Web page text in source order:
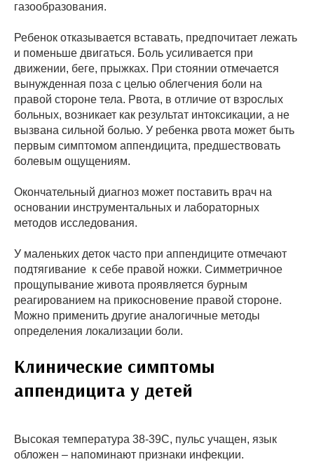
газообразования.
Ребенок отказывается вставать, предпочитает лежать
и поменьше двигаться. Боль усиливается при
движении, беге, прыжках. При стоянии отмечается
вынужденная поза с целью облегчения боли на
правой стороне тела. Рвота, в отличие от взрослых
больных, возникает как результат интоксикации, а не
вызвана сильной болью. У ребенка рвота может быть
первым симптомом аппендицита, предшествовать
болевым ощущениям.
Окончательный диагноз может поставить врач на
основании инструментальных и лабораторных
методов исследования.
У маленьких деток часто при аппендиците отмечают
подтягивание к себе правой ножки. Симметричное
прощупывание живота проявляется бурным
реагированием на прикосновение правой стороне.
Можно применить другие аналогичные методы
определения локализации боли.
Клинические симптомы
аппендицита у детей
Высокая температура 38-39С, пульс учащен, язык
обложен – напоминают признаки инфекции.